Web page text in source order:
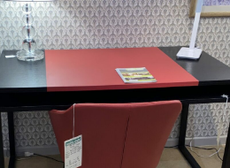
contemporaine extensible verre
céramique meubles chalon
À partir de1450,00€